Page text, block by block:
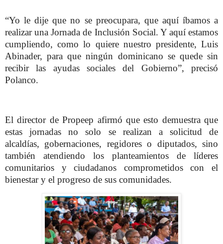
“Yo le dije que no se preocupara, que aquí íbamos a
realizar una Jornada de Inclusión Social. Y aquí estamos
cumpliendo, como lo quiere nuestro presidente, Luis
Abinader, para que ningún dominicano se quede sin
recibir las ayudas sociales del Gobierno”, precisó
Polanco.
El director de Propeep afirmó que esto demuestra que
estas jornadas no solo se realizan a solicitud de
alcaldías, gobernaciones, regidores o diputados, sino
también atendiendo los planteamientos de líderes
comunitarios y ciudadanos comprometidos con el
bienestar y el progreso de sus comunidades.